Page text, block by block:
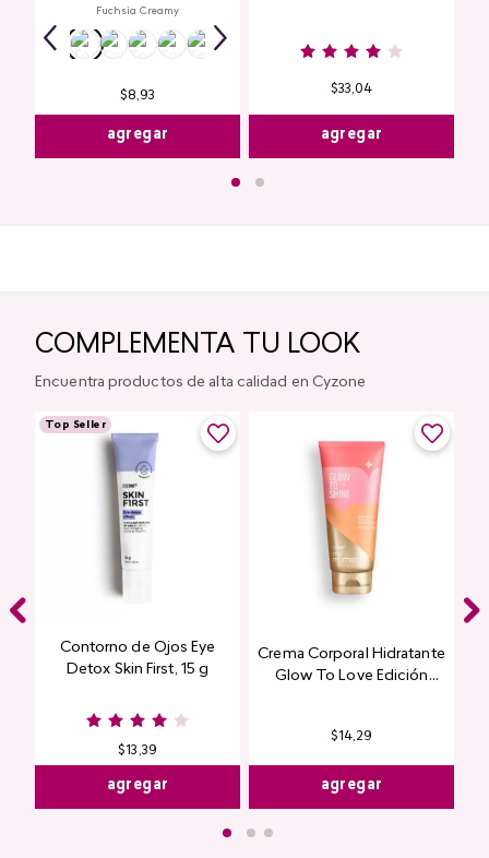
Fuchsia Creamy
$8,93
agregar
$33,04
agregar
COMPLEMENTA TU LOOK
Encuentra productos de alta calidad en Cyzone
Top Seller
Contorno de Ojos Eye
Detox Skin First, 15 g
$13,39
agregar
Crema Corporal Hidratante
Glow To Love Edición
$14,29
agregar